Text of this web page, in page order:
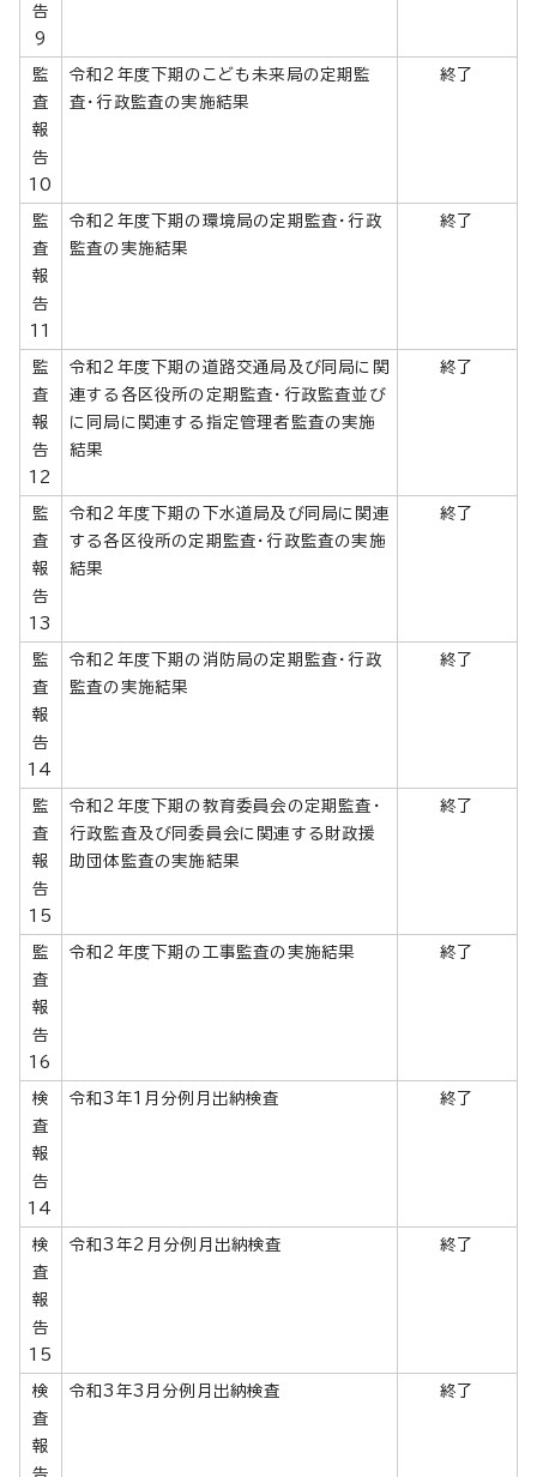
告
9
監
査
報
告
10
令和2年度下期のこども未来局の定期監
査・行政監査の実施結果
終了
監
査
報
告
11
令和2年度下期の環境局の定期監査・行政
監査の実施結果
終了
監
査
報
告
12
令和2年度下期の道路交通局及び同局に関
連する各区役所の定期監査・行政監査並び
に同局に関連する指定管理者監査の実施
結果
終了
監
査
報
告
13
令和2年度下期の下水道局及び同局に関連
する各区役所の定期監査・行政監査の実施
結果
終了
監
査
報
告
14
令和2年度下期の消防局の定期監査・行政
監査の実施結果
終了
監
査
報
告
15
令和2年度下期の教育委員会の定期監査・
行政監査及び同委員会に関連する財政援
助団体監査の実施結果
終了
監
査
報
告
16
令和2年度下期の工事監査の実施結果 終了
検
査
報
告
14
令和3年1月分例月出納検査 終了
検
査
報
告
15
令和3年2月分例月出納検査 終了
検
査
報
告
令和3年3月分例月出納検査 終了